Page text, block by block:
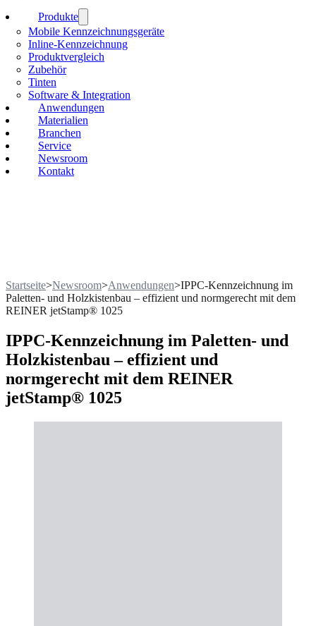
Produkte
Mobile Kennzeichnungsgeräte
Inline-Kennzeichnung
Produktvergleich
Zubehör
Tinten
Software & Integration
Anwendungen
Materialien
Branchen
Service
Newsroom
Kontakt
Startseite>Newsroom>Anwendungen>IPPC-Kennzeichnung im
Paletten- und Holzkistenbau – effizient und normgerecht mit dem
REINER jetStamp® 1025
IPPC-Kennzeichnung im Paletten- und
Holzkistenbau – effizient und
normgerecht mit dem REINER
jetStamp® 1025